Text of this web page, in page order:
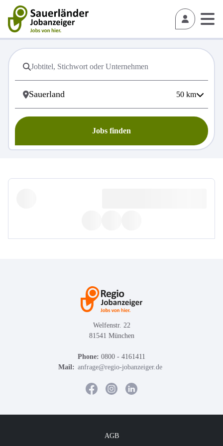
50 km
Jobs finden
Welfenstr. 22
81541 München
Phone: 0800 - 4161411
Mail: anfrage@regio-jobanzeiger.de
AGB